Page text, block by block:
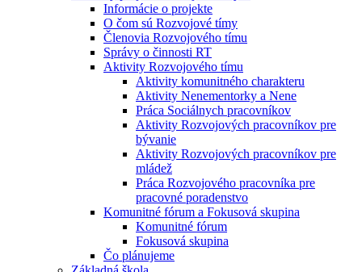
Informácie o projekte
O čom sú Rozvojové tímy
Členovia Rozvojového tímu
Správy o činnosti RT
Aktivity Rozvojového tímu
Aktivity komunitného charakteru
Aktivity Nenementorky a Nene
Práca Sociálnych pracovníkov
Aktivity Rozvojových pracovníkov pre
bývanie
Aktivity Rozvojových pracovníkov pre
mládež
Práca Rozvojového pracovníka pre
pracovné poradenstvo
Komunitné fórum a Fokusová skupina
Komunitné fórum
Fokusová skupina
Čo plánujeme